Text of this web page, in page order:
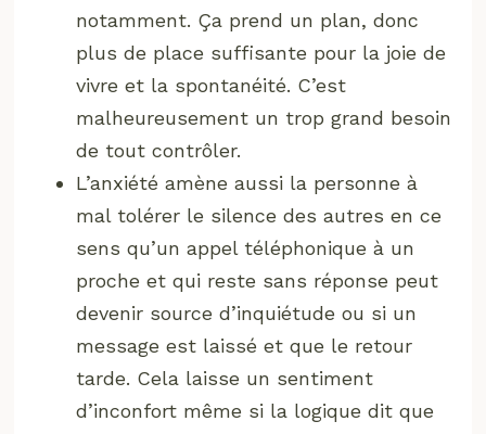
notamment. Ça prend un plan, donc
plus de place suffisante pour la joie de
vivre et la spontanéité. C’est
malheureusement un trop grand besoin
de tout contrôler.
L’anxiété amène aussi la personne à
mal tolérer le silence des autres en ce
sens qu’un appel téléphonique à un
proche et qui reste sans réponse peut
devenir source d’inquiétude ou si un
message est laissé et que le retour
tarde. Cela laisse un sentiment
d’inconfort même si la logique dit que